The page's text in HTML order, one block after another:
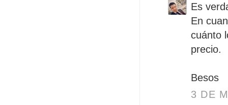
Es
En
cuánto
precio.
Besos
3 DE